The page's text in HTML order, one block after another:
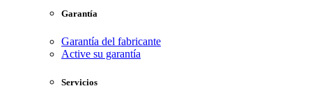
Garantía
Garantía del fabricante
Active su garantía
Servicios